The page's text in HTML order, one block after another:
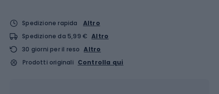
Spedizione rapida
Altro
Spedizione da 5,99 € Altro
30 giorni per il reso Altro
Prodotti originali Controlla qui